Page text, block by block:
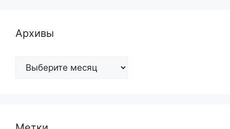
Архивы
Архивы